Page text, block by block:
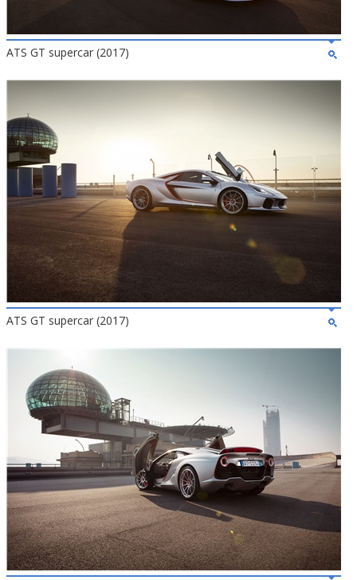
ATS GT supercar (2017)
ATS GT supercar (2017)